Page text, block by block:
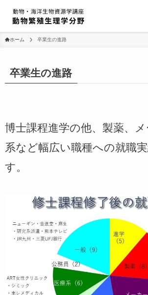
ホーム 卒業生の進路
卒業生の進路
博士課程進学の他、製薬、
系など幅広い職種への就職
す。